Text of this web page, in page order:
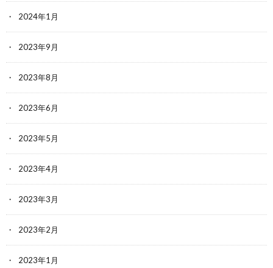
2024年1月
2023年9月
2023年8月
2023年6月
2023年5月
2023年4月
2023年3月
2023年2月
2023年1月